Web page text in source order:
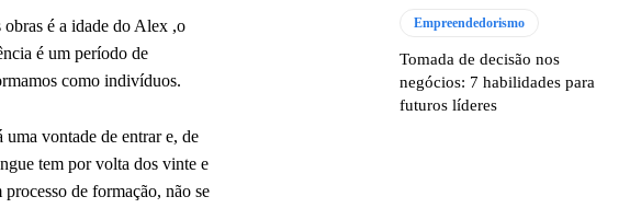
obras é a idade do Alex ,o
é um período de
como indivíduos.
vontade de entrar e, de
tem por volta dos vinte e
de formação, não se
Empreendedorismo
Tomada de decisão nos
negócios: 7 habilidades para
futuros líderes